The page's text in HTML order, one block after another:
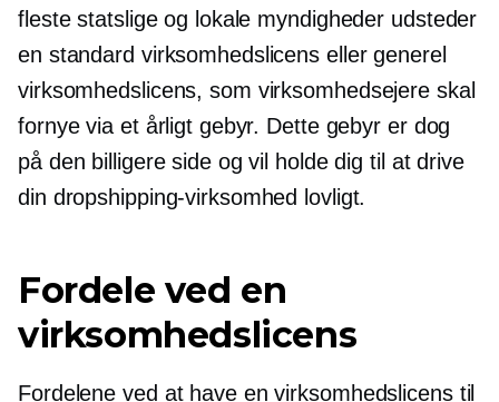
fleste statslige og lokale myndigheder udsteder
en standard virksomhedslicens eller generel
virksomhedslicens, som virksomhedsejere skal
fornye via et årligt gebyr. Dette gebyr er dog
på den billigere side og vil holde dig til at drive
din dropshipping-virksomhed lovligt.
Fordele ved en
virksomhedslicens
Fordelene ved at have en virksomhedslicens til